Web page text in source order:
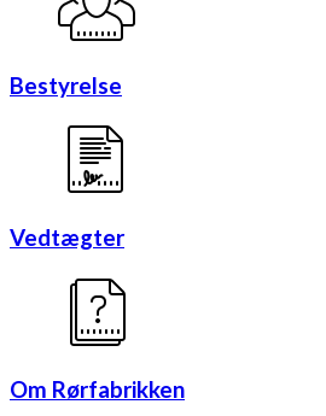
Bestyrelse
Vedtægter
Om Rørfabrikken